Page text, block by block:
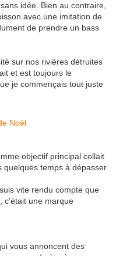
idée. Bien au contraire,
avec une imitation de
de prendre un bass
sur nos rivières détruites
et est toujours le
je commençais tout juste
objectif principal collait
quelques temps à dépasser
vite rendu compte que
c'était une marque
vous annoncent des